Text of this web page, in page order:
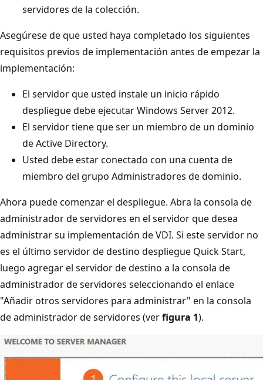
servidores de la colección.
Asegúrese de que usted haya completado los siguientes
requisitos previos de implementación antes de empezar la
implementación:
El servidor que usted instale un inicio rápido
despliegue debe ejecutar Windows Server 2012.
El servidor tiene que ser un miembro de un dominio
de Active Directory.
Usted debe estar conectado con una cuenta de
miembro del grupo Administradores de dominio.
Ahora puede comenzar el despliegue. Abra la consola de
administrador de servidores en el servidor que desea
administrar su implementación de VDI. Si este servidor no
es el último servidor de destino despliegue Quick Start,
luego agregar el servidor de destino a la consola de
administrador de servidores seleccionando el enlace
"Añadir otros servidores para administrar" en la consola
de administrador de servidores (verfigura 1).